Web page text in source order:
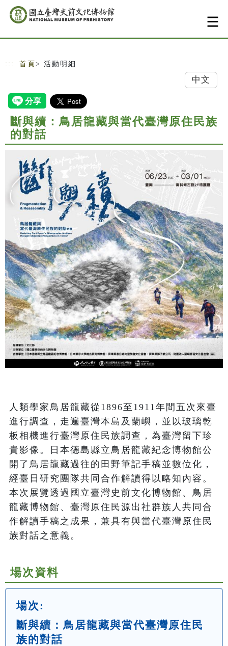
跳到主要內容
網站導覽
::: 首頁 > 活動明細
中文
斷與續：鳥居龍藏與當代臺灣原住民族
的對話
人類學家鳥居龍藏從1896至1911年間五次來臺
進行調查，走遍臺灣本島及蘭嶼，並以玻璃乾
板相機進行臺灣原住民族調查，為臺灣留下珍
貴影像。日本德島縣立鳥居龍藏紀念博物館公
開了鳥居龍藏過往的田野筆記手稿並數位化，
經臺日研究團隊共同合作解讀得以略知內容。
本次展覽透過國立臺灣史前文化博物館、鳥居
龍藏博物館、臺灣原住民源出社群族人共同合
作解讀手稿之成果，兼具有與當代臺灣原住民
族對話之意義。
場次資料
場次:
斷與續：鳥居龍藏與當代臺灣原住民
族的對話